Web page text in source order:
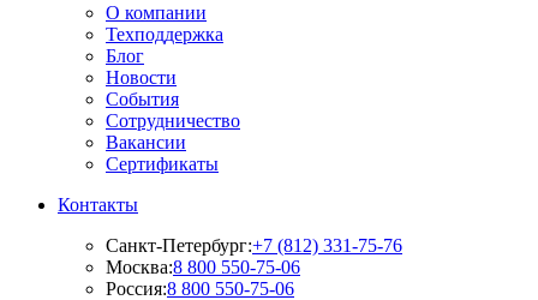
О компании
Техподдержка
Блог
Новости
События
Сотрудничество
Вакансии
Сертификаты
Контакты
Санкт-Петербург:+7 (812) 331-75-76
Москва:8 800 550-75-06
Россия:8 800 550-75-06